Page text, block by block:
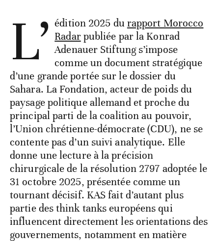
L’ édition 2025 du rapport Morocco
Radarpubliée par la Konrad
Adenauer Stiftung s’impose
comme un document stratégique
d’une grande portée sur le dossier du
Sahara. La Fondation, acteur de poids du
paysage politique allemand et proche du
principal parti de la coalition au pouvoir,
l’Union chrétienne-démocrate (CDU), ne se
contente pas d’un suivi analytique. Elle
donne une lecture à la précision
chirurgicale de la résolution 2797 adoptée le
31 octobre 2025, présentée comme un
tournant décisif. KAS fait d’autant plus
partie des think tanks européens qui
influencent directement les orientations des
gouvernements, notamment en matière